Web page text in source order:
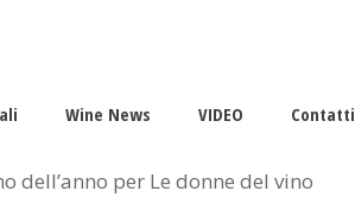
Wine News VIDEO Contatti
dell’anno per Le donne del vino